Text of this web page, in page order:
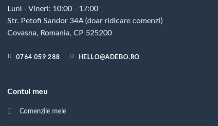
Luni - Vineri: 10:00 - 17:00
Str. Petofi Sandor 34A (doar ridicare comenzi)
Covasna, Romania, CP 525200
0764 059 288 HELLO@ADEBO.RO
Contul meu
Comenzile mele